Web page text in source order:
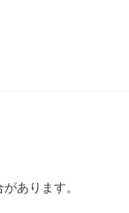
あります。